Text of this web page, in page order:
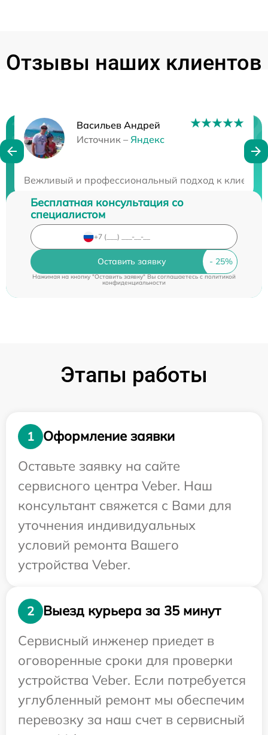
Отзывы наших клиентов
Васильев Андрей
Источник – Яндекс
Вежливый и профессиональный подход к
Нужна консультация?
Бесплатная консультация со
специалистом
Оставить заявку
Нажимая на кнопку "Оставить заявку" Вы соглашаетесь cполитикой
конфиденциальности
Этапы работы
1
Оформление заявки
Оставьте заявку на сайте
сервисного центра Veber. Наш
консультант свяжется с Вами для
уточнения индивидуальных
условий ремонта Вашего
устройства Veber.
2
Выезд курьера за 35 минут
Сервисный инженер приедет в
оговоренные сроки для проверки
устройства Veber. Если потребуется
углубленный ремонт мы обеспечим
перевозку за наш счет в сервисный